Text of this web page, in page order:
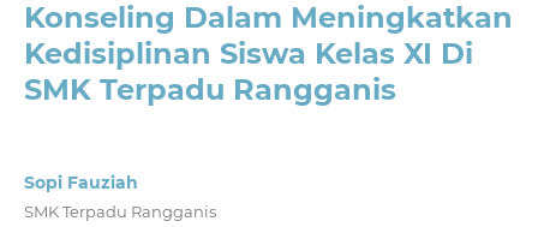
Konseling Dalam Meningkatkan
Kedisiplinan Siswa Kelas XI Di
SMK Terpadu Rangganis
Sopi Fauziah
SMK Terpadu Rangganis